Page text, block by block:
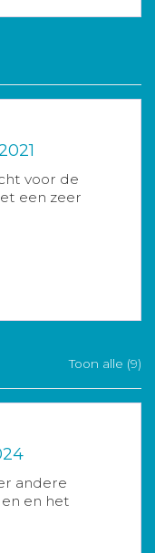
voor de
een zeer
Toon alle (9)
andere
en het